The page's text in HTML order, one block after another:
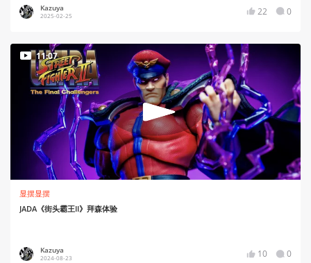
Kazuya
2025-02-25 22 0
11:07
显摆显摆
JADA《街头霸王II》拜森体验
Kazuya
2024-08-23 10 0